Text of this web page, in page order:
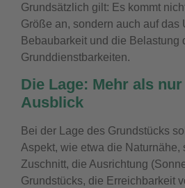
Grundsätzlich gilt: Es kommt
Größe an, sondern auch auf das
Bebaubarkeit und die Belastung
Grunddienstbarkeiten.
Die Lage: Mehr als
Ausblick
Bei der Lage des Grundstücks
Aspekt, wie etwa die Naturnähe,
Zuschnitt, die Ausrichtung
Grundstücks, die Erreichbarkeit